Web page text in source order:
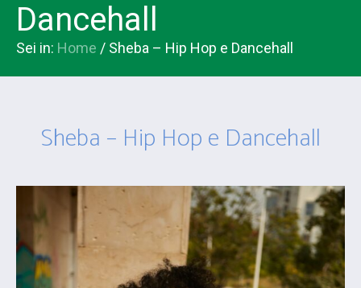
Dancehall
Sei in: Home / Sheba – Hip Hop e Dancehall
Sheba – Hip Hop e Dancehall